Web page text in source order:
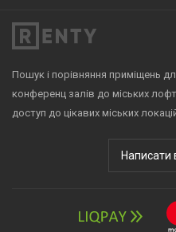
Пошук і порівняння приміщень
конференц залів до міських
доступ до цікавих міських
Написати